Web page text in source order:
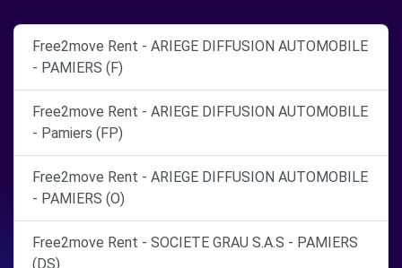
Free2move Rent - ARIEGE DIFFUSION AUTOMOBILE
- PAMIERS (F)
Free2move Rent - ARIEGE DIFFUSION AUTOMOBILE
- Pamiers (FP)
Free2move Rent - ARIEGE DIFFUSION AUTOMOBILE
- PAMIERS (O)
Free2move Rent - SOCIETE GRAU S.A.S - PAMIERS
(DS)